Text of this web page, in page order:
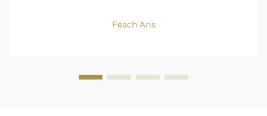
Coinneann na sochair a bhaineann le neodracht
ascaill, agus cruinneas bogadh Rang I (forcan
Féach Arís